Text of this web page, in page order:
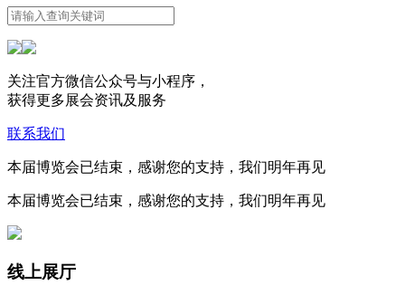
关注官方微信公众号与小程序，
获得更多展会资讯及服务
联系我们
本届博览会已结束，感谢您的支持，我们明年再见
本届博览会已结束，感谢您的支持，我们明年再见
线上展厅